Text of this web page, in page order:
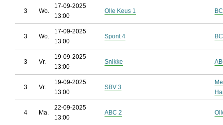
3 Wo.
17-09-2025
13:00
Olle Keus 1
3 Wo.
17-09-2025
13:00
Spont 4
3 Vr.
19-09-2025
13:00
Snikke
3 Vr.
19-09-2025
13:00
SBV 3
4 Ma.
22-09-2025
13:00
ABC 2